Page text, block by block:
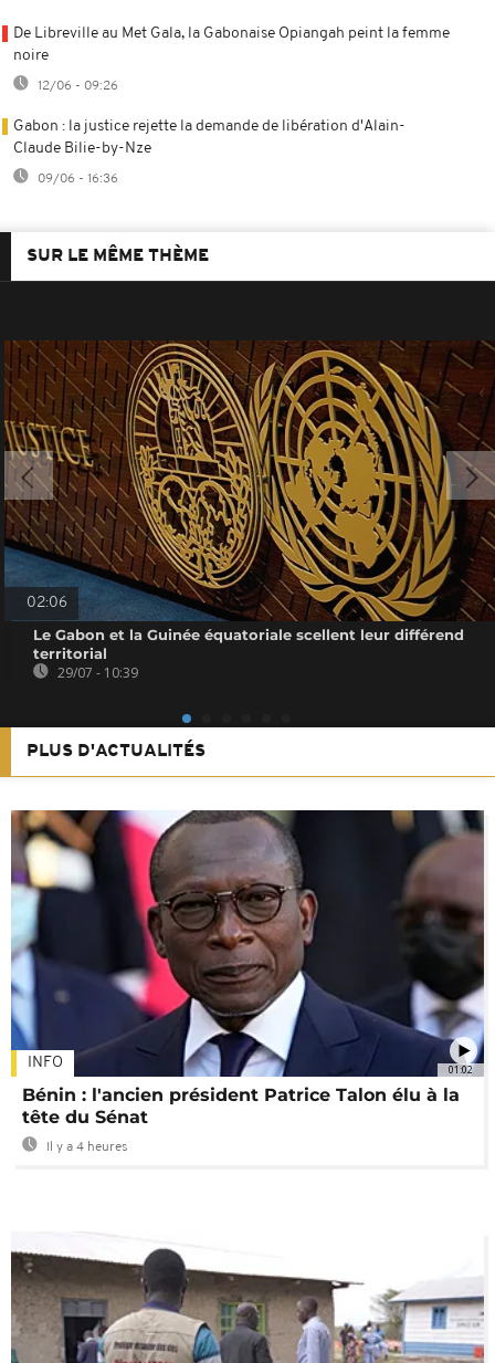
De Libreville au Met Gala, la Gabonaise Opiangah peint la femme
noire
12/06 - 09:26
Gabon : la justice rejette la demande de libération d'Alain-
Claude Bilie-by-Nze
09/06 - 16:36
SUR LE MÊME THÈME
02:06
Le Gabon et la Guinée équatoriale scellent leur différend
territorial
29/07 - 10:39
PLUS D'ACTUALITÉS
01:02
INFO
Bénin : l'ancien président Patrice Talon élu à la
tête du Sénat
Il y a 4 heures